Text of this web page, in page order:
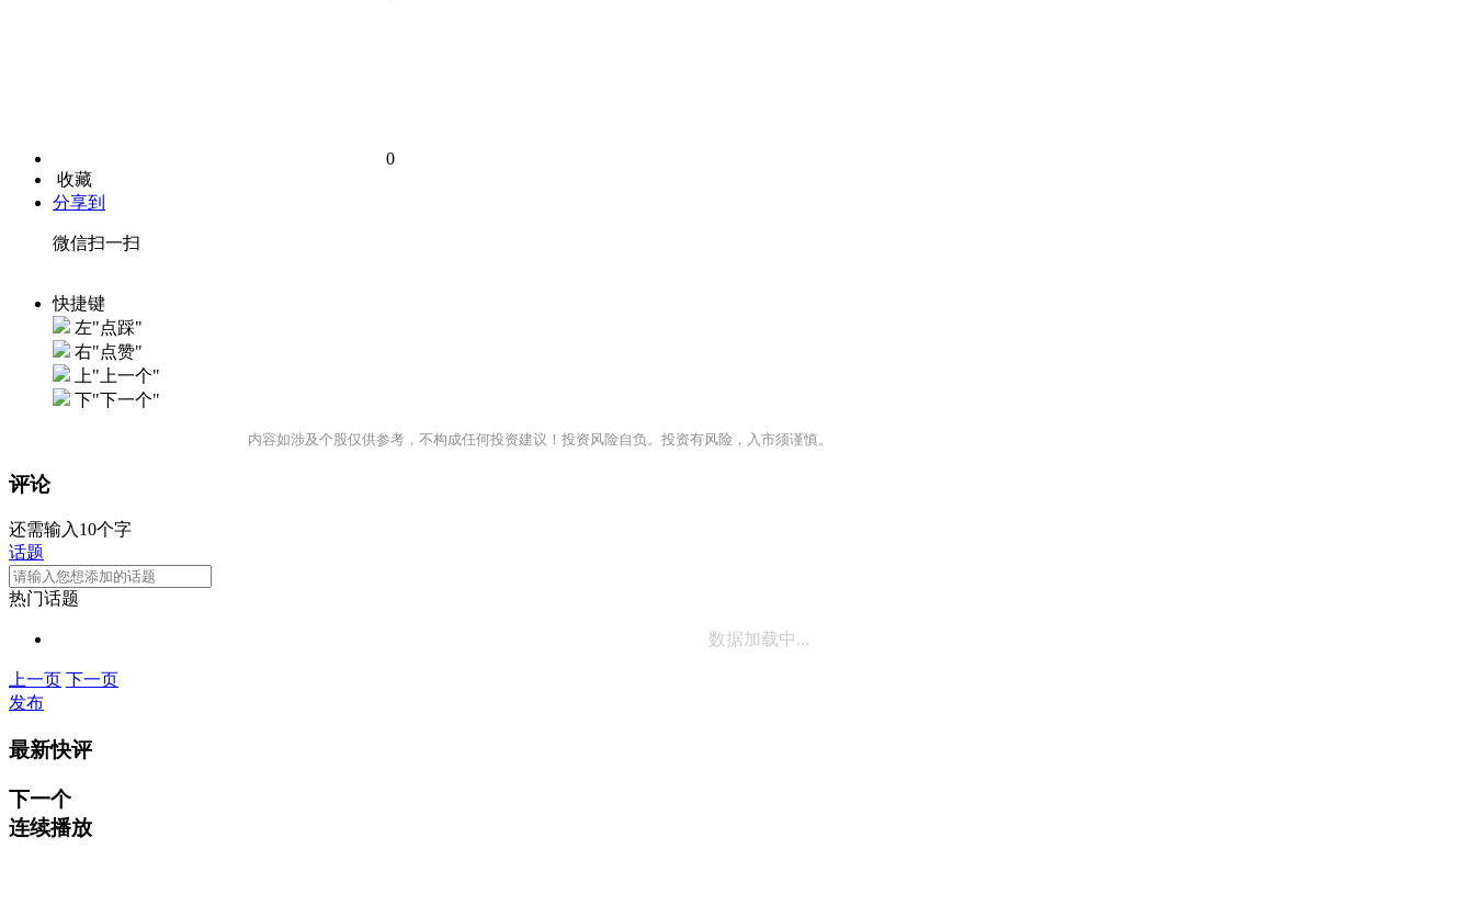
0
收藏
分享到
微信扫一扫
快捷键
左"点踩"
右"点赞"
上"上一个"
下"下一个"
内容如涉及个股仅供参考，不构成任何投资建议！投资风险自负。投资有风险，入市须谨慎。
评论
还需输入10个字
话题
热门话题
数据加载中...
上一页 下一页
发布
最新快评
下一个
连续播放